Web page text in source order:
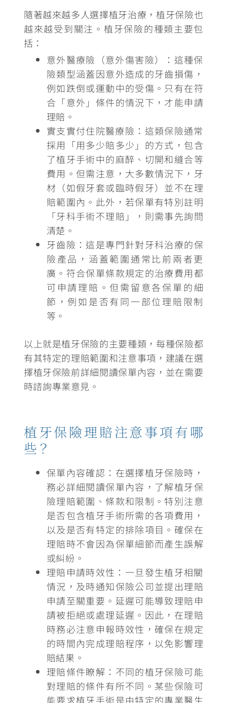
隨著越來越多人選擇植牙治療，植牙保險也
越來越受到關注。植牙保險的種類主要包
括：
意外醫療險（意外傷害險）： 這種保
險類型涵蓋因意外造成的牙齒損傷，
例如跌倒或運動中的受傷。只有在符
合「意外」條件的情況下，才能申請
理賠。
實支實付住院醫療險： 這類保險通常
採用「用多少賠多少」的方式，包含
了植牙手術中的麻醉、切開和縫合等
費用。但需注意，大多數情況下，牙
材（如假牙套或臨時假牙）並不在理
賠範圍內。此外，若保單有特別註明
「牙科手術不理賠」，則需事先詢問
清楚。
牙齒險： 這是專門針對牙科治療的保
險產品，涵蓋範圍通常比前兩者更
廣。符合保單條款規定的治療費用都
可申請理賠。但需留意各保單的細
節，例如是否有同一部位理賠限制
等。
以上就是植牙保險的主要種類，每種保險都
有其特定的理賠範圍和注意事項，建議在選
擇植牙保險前詳細閱讀保單內容，並在需要
時諮詢專業意見。
植牙保險理賠注意事項有哪
些？
保單內容確認： 在選擇植牙保險時，
務必詳細閱讀保單內容， 了解植牙保
險理賠範圍、條款和限制 。特別注意
是否包含植牙手術所需的各項費用，
以及是否有特定的排除項目。確保在
理賠時不會因為保單細節而產生誤解
或糾紛。
理賠申請時效性： 一旦發生植牙相關
情況，及時通知保險公司並提出理賠
申請至關重要。 延遲可能導致理賠申
請被拒絕或處理延遲 。因此，在理賠
時務必注意申報時效性，確保在規定
的時間內完成理賠程序，以免影響理
賠結果。
理賠條件瞭解： 不同的植牙保險可能
對理賠的條件有所不同。某些保險可
能要求植牙手術是由特定的專業醫生